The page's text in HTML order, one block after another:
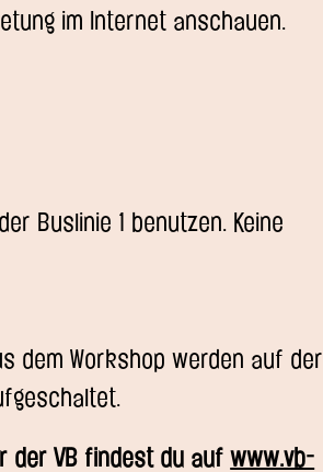
im Internet anschauen.
Buslinie 1 benutzen. Keine
dem Workshop werden auf der
der VB findest du aufwww.vb-